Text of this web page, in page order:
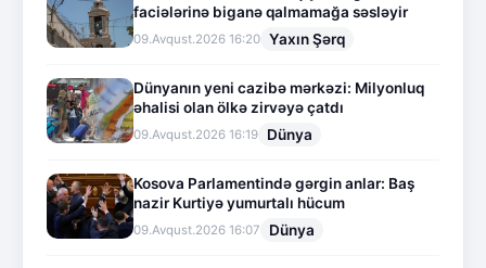
faciələrinə biganə qalmamağa səsləyir
09.Avqust.2026 16:20 Yaxın Şərq
Dünyanın yeni cazibə mərkəzi: Milyonluq
əhalisi olan ölkə zirvəyə çatdı
09.Avqust.2026 16:19 Dünya
Kosova Parlamentində gərgin anlar: Baş
nazir Kurtiyə yumurtalı hücum
09.Avqust.2026 16:07 Dünya